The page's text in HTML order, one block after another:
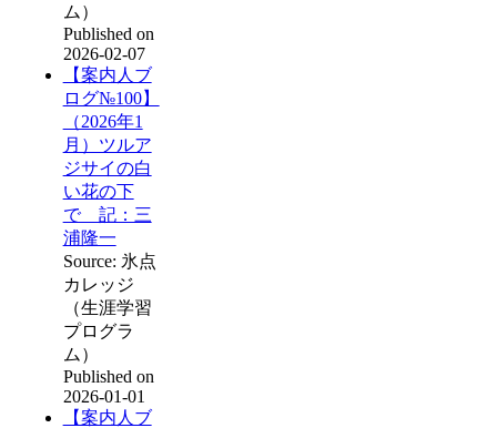
ム）
Published on
2026-02-07
【案内人ブ
ログ№100】
（2026年1
月）ツルア
ジサイの白
い花の下
で 記：三
浦隆一
Source: 氷点
カレッジ
（生涯学習
プログラ
ム）
Published on
2026-01-01
【案内人ブ